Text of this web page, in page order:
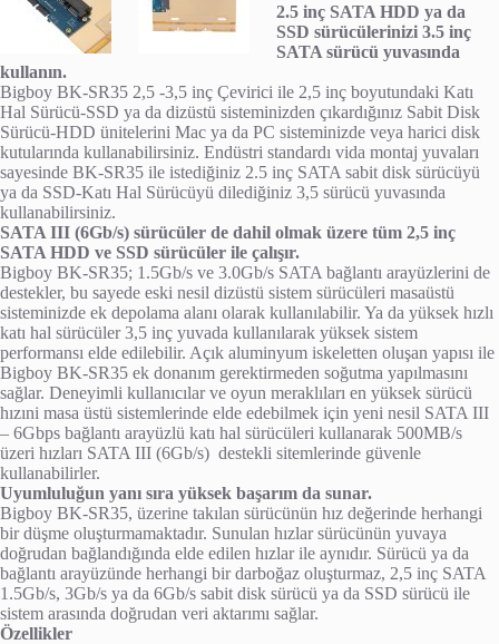
2.5 inç SATA HDD ya da
SSD sürücülerinizi 3.5 inç
SATA sürücü yuvasında
kullanın.
Bigboy BK-SR35 2,5 -3,5 inç Çevirici ile 2,5 inç boyutundaki Katı
Hal Sürücü-SSD ya da dizüstü sisteminizden çıkardığınız Sabit Disk
Sürücü-HDD ünitelerini Mac ya da PC sisteminizde veya harici disk
kutularında kullanabilirsiniz. Endüstri standardı vida montaj yuvaları
sayesinde BK-SR35 ile istediğiniz 2.5 inç SATA sabit disk sürücüyü
ya da SSD-Katı Hal Sürücüyü dilediğiniz 3,5 sürücü yuvasında
kullanabilirsiniz.
SATA III (6Gb/s) sürücüler de dahil olmak üzere tüm 2,5 inç
SATA HDD ve SSD sürücüler ile çalışır.
Bigboy BK-SR35; 1.5Gb/s ve 3.0Gb/s SATA bağlantı arayüzlerini de
destekler, bu sayede eski nesil dizüstü sistem sürücüleri masaüstü
sisteminizde ek depolama alanı olarak kullanılabilir. Ya da yüksek hızlı
katı hal sürücüler 3,5 inç yuvada kullanılarak yüksek sistem
performansı elde edilebilir. Açık aluminyum iskeletten oluşan yapısı ile
Bigboy BK-SR35 ek donanım gerektirmeden soğutma yapılmasını
sağlar. Deneyimli kullanıcılar ve oyun meraklıları en yüksek sürücü
hızıni masa üstü sistemlerinde elde edebilmek için yeni nesil SATA III
– 6Gbps bağlantı arayüzlü katı hal sürücüleri kullanarak 500MB/s
üzeri hızları SATA III (6Gb/s) destekli sitemlerinde güvenle
kullanabilirler.
Uyumluluğun yanı sıra yüksek başarım da sunar.
Bigboy BK-SR35, üzerine takılan sürücünün hız değerinde herhangi
bir düşme oluşturmamaktadır. Sunulan hızlar sürücünün yuvaya
doğrudan bağlandığında elde edilen hızlar ile aynıdır. Sürücü ya da
bağlantı arayüzünde herhangi bir darboğaz oluşturmaz, 2,5 inç SATA
1.5Gb/s, 3Gb/s ya da 6Gb/s sabit disk sürücü ya da SSD sürücü ile
sistem arasında doğrudan veri aktarımı sağlar.
Özellikler